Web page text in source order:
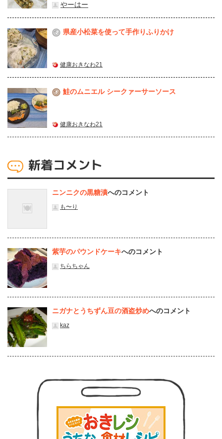
やーはー
2 県産⼩松菜を使って⼿作りふりかけ
健康おきなわ21
3 鮭のムニエル シークァーサーソース
健康おきなわ21
新着コメント
ニンニクの黒糖漬へのコメント
も〜り
紫芋のパウンドケーキへのコメント
ちらちゃん
ニガナとうちずん豆の酒盗炒めへのコメント
kaz